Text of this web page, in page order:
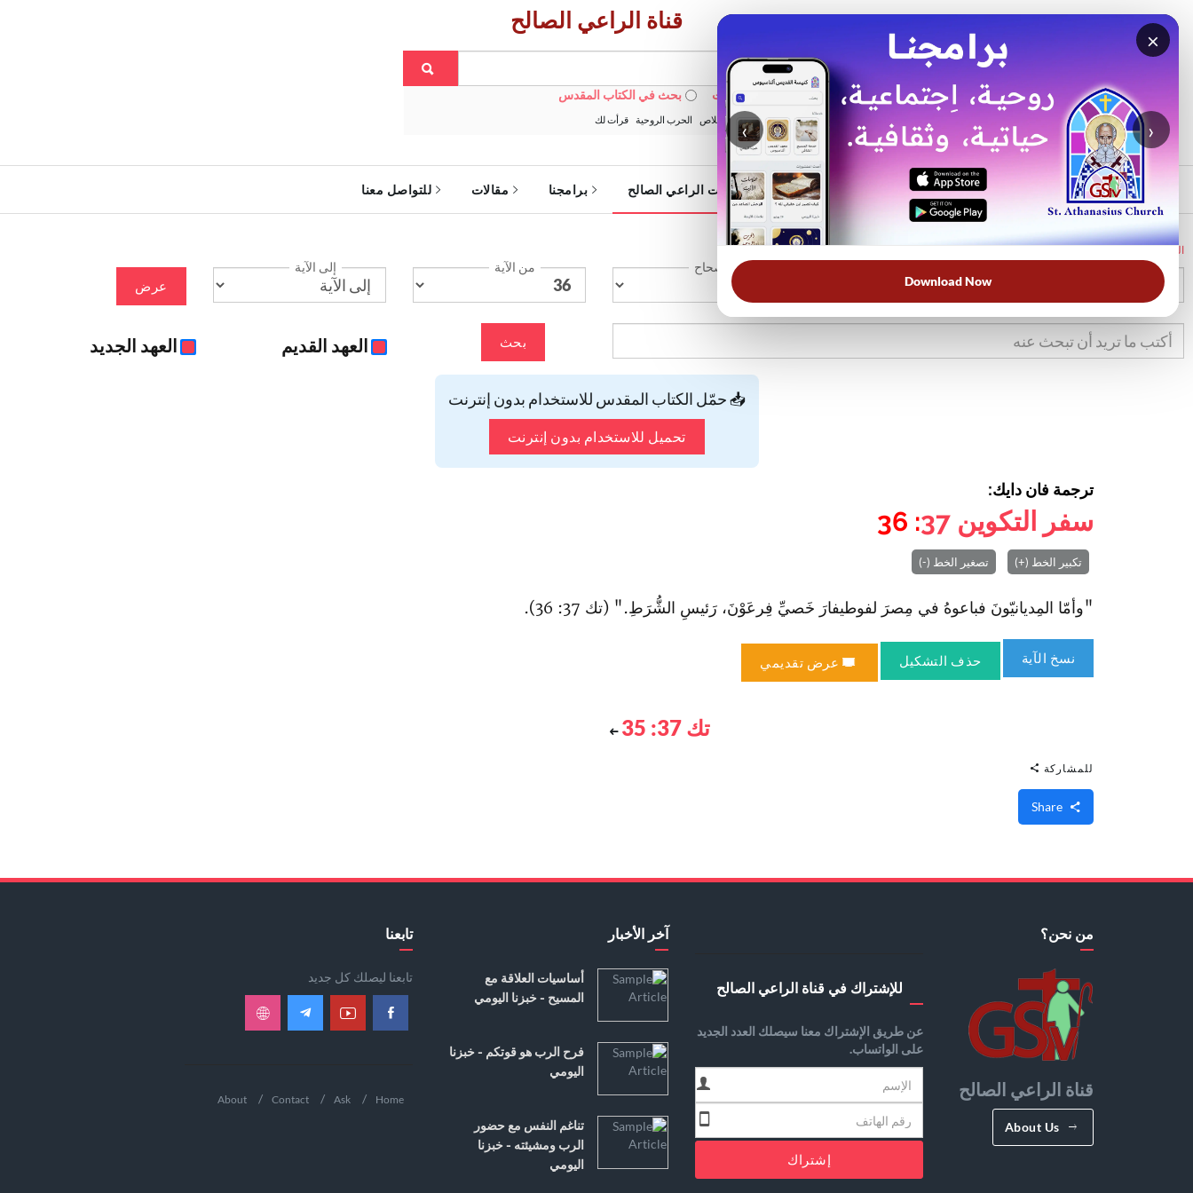
×
‹ ›
Download Now
قناة الراعي الصالح
بحث في الويبسايت بحث في الكتاب المقدس
الأكثر بحثًا: خبزنا اليومي الخلاص الحرب الروحية قرأت لك
الرئيسية خدمات الراعي الصالح برامجنا مقالات للتواصل معنا
الرئيسية
الإصحاح من الآية إلى الآية
عرض
بحث العهد القديم العهد الجديد
📥 حمّل الكتاب المقدس للاستخدام بدون إنترنت
تحميل للاستخدام بدون إنترنت
ترجمة فان دايك:
سفر التكوين 37
: 36
تكبير الخط (+) تصغير الخط (-)
"وأمّا المِديانيّونَ فباعوهُ في مِصرَ لفوطيفارَ خَصيِّ فِرعَوْنَ، رَئيسِ الشُّرَطِ." (تك 37: 36).
نسخ الآية حذف التشكيل عرض تقديمي
تك 37: 35
للمشاركة
من نحن؟
قناة الراعي الصالح
About Us
للإشتراك في قناة الراعي الصالح
عن طريق الإشتراك معنا سيصلك العدد الجديد
على الواتساب.
إشتراك
آخر الأخبار
أساسيات العلاقة مع
المسيح - خبزنا اليومي
فرح الرب هو قوتكم - خبزنا
اليومي
تناغم النفس مع حضور
الرب ومشيئته - خبزنا
اليومي
تابعنا
تابعنا ليصلك كل جديد
Home
Ask
Contact
About